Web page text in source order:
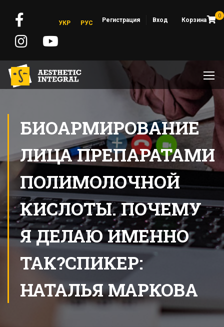
0
Регистрация Вход Корзина
УКР РУС
БИОАРМИРОВАНИЕ
ЛИЦА ПРЕПАРАТАМИ
ПОЛИМОЛОЧНОЙ
КИСЛОТЫ. ПОЧЕМУ
Я ДЕЛАЮ ИМЕННО
ТАК?СПИКЕР:
НАТАЛЬЯ МАРКОВА